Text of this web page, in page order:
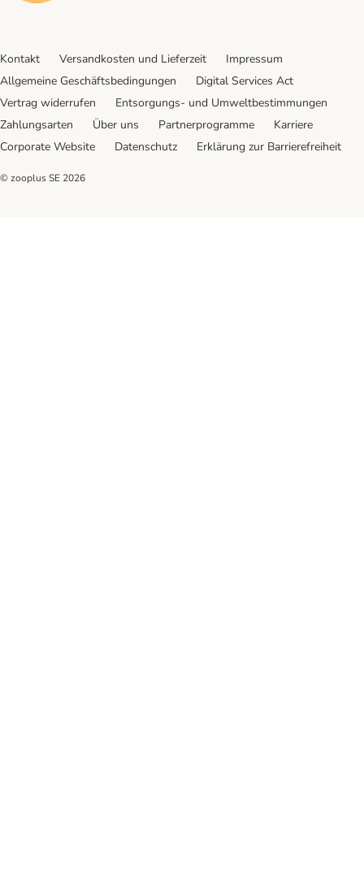
Kontakt Versandkosten und Lieferzeit
Impressum
Allgemeine Geschäftsbedingungen
Digital Services Act
Vertrag widerrufen
Entsorgungs- und Umweltbestimmungen
Zahlungsarten
Über uns Partnerprogramme
Karriere
Corporate Website
Datenschutz Erklärung zur Barrierefreiheit
© zooplus SE 2026